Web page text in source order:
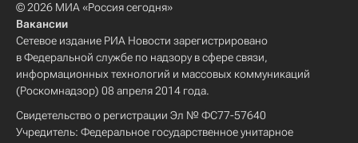
© 2026 МИА «Россия сегодня»
Вакансии
Сетевое издание РИА Новости зарегистрировано
в Федеральной службе по надзору в сфере связи,
информационных технологий и массовых коммуникаций
(Роскомнадзор) 08 апреля 2014 года.
Свидетельство о регистрации Эл № ФС77-57640
Учредитель: Федеральное государственное унитарное